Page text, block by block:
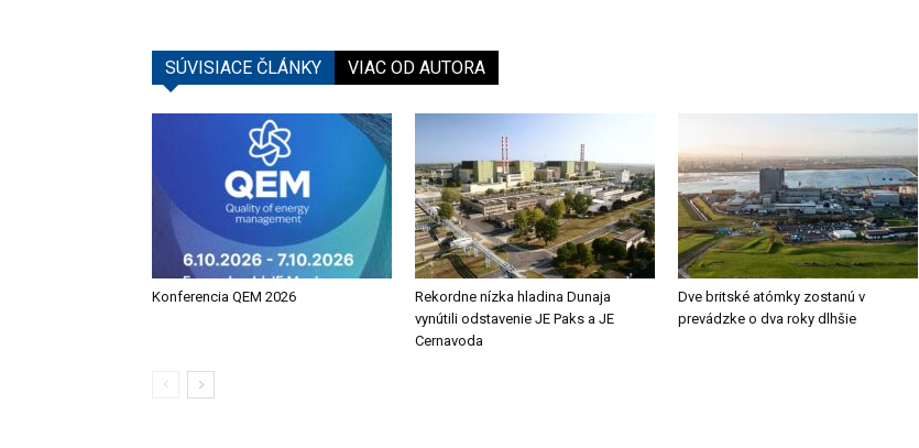
SÚVISIACE ČLÁNKY VIAC OD AUTORA
Konferencia QEM 2026
Rekordne nízka hladina Dunaja
vynútili odstavenie JE Paks a JE
Cernavoda
Dve britské atómky zostanú v
prevádzke o dva roky dlhšie